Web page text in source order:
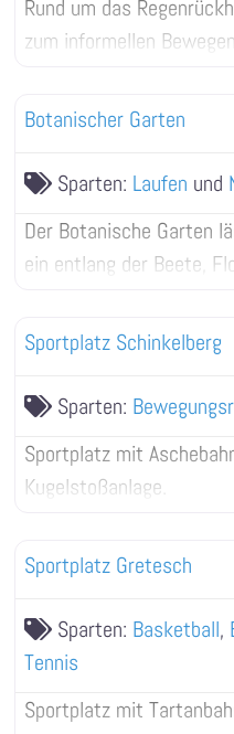
Rund um das
zum informellen
Botanischer Garten
Sparten: Laufen und
Der Botanische Garten
ein entlang der Beete,
Sportplatz Schinkelberg
Sparten:
Sportplatz mit
Kugelstoßanlage.
Sportplatz Gretesch
Sparten: Basketball,
Tennis
Sportplatz mit